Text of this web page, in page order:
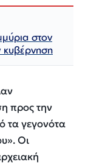
στον
κυβέρνηση
προς την
τα γεγονότα
Οι